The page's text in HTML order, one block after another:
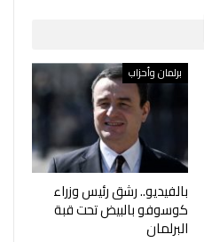
برلمان وأحزاب
بالفيديو.. رشق رئيس وزراء
كوسوفو بالبيض تحت قبة
البرلمان